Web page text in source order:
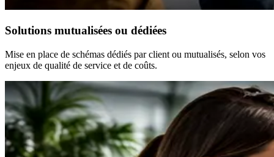
Solutions mutualisées ou dédiées
Mise en place de schémas dédiés par client ou mutualisés, selon vos
enjeux de qualité de service et de coûts.